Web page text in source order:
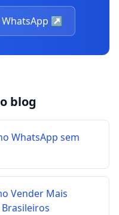
↗
blog
WhatsApp sem
Vender Mais